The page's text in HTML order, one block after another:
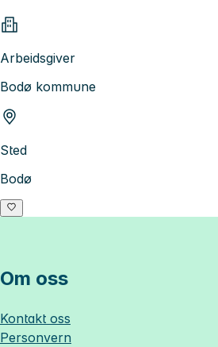
Arbeidsgiver
Bodø kommune
Sted
Bodø
Om oss
Kontakt oss
Personvern